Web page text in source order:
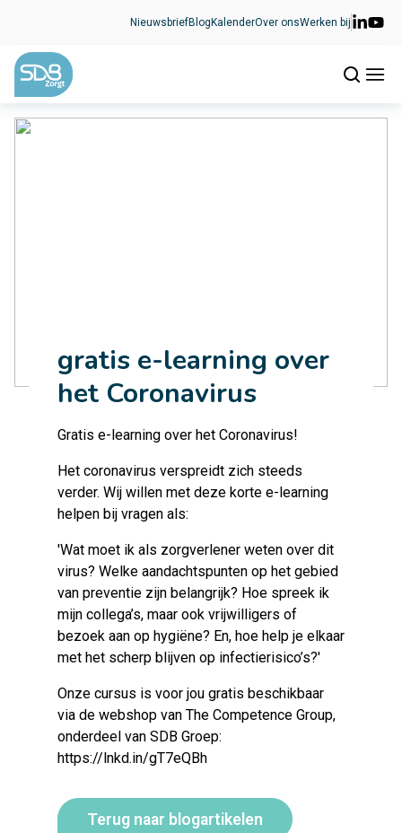
NieuwsbriefBlog KalenderOver onsWerken bij
gratis e-learning over
het Coronavirus
Gratis e-learning over het Coronavirus!
Het coronavirus verspreidt zich steeds
verder. Wij willen met deze korte e-learning
helpen bij vragen als:
'Wat moet ik als zorgverlener weten over dit
virus? Welke aandachtspunten op het gebied
van preventie zijn belangrijk? Hoe spreek ik
mijn collega’s, maar ook vrijwilligers of
bezoek aan op hygiëne? En, hoe help je elkaar
met het scherp blijven op infectierisico’s?'
Onze cursus is voor jou gratis beschikbaar
via de webshop van The Competence Group,
onderdeel van SDB Groep:
https://lnkd.in/gT7eQBh
Terug naar blogartikelen